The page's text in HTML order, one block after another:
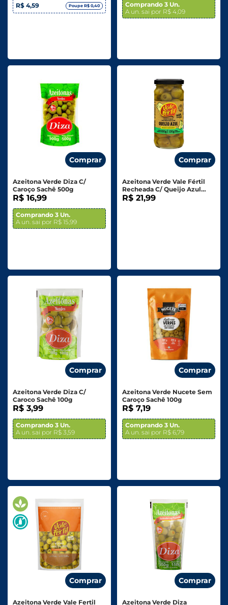
R$ 4,59 Poupe R$ 0,40
Comprando 3 Un.
A un. sai por R$ 4,09
Comprar
Azeitona Verde Diza C/
Caroço Sachê 500g
R$ 16,99
Comprando 3 Un.
A un. sai por R$ 15,99
Comprar
Azeitona Verde Vale Fértil
Recheada C/ Queijo Azul
Vidro 130g
R$ 21,99
Comprar
Azeitona Verde Diza C/
Caroco Sachê 100g
R$ 3,99
Comprando 3 Un.
A un. sai por R$ 3,59
Comprar
Azeitona Verde Nucete Sem
Caroço Sachê 100g
R$ 7,19
Comprando 3 Un.
A un. sai por R$ 6,79
Comprar
Azeitona Verde Vale Fertil
Comprar
Azeitona Verde Diza